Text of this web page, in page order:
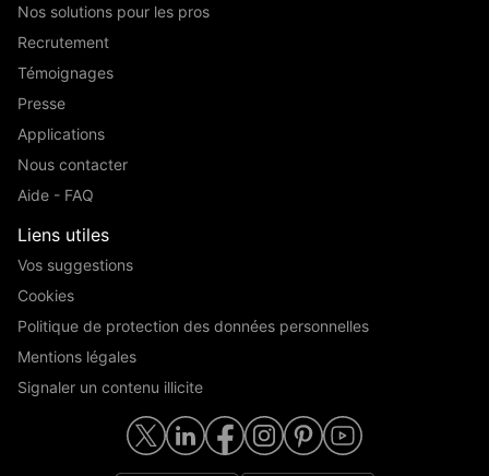
Nos solutions pour les pros
Recrutement
Témoignages
Presse
Applications
Nous contacter
Aide - FAQ
Liens utiles
Vos suggestions
Cookies
Politique de protection des données personnelles
Mentions légales
Signaler un contenu illicite